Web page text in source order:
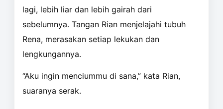
lagi, lebih liar dan lebih gairah dari
sebelumnya. Tangan Rian menjelajahi tubuh
Rena, merasakan setiap lekukan dan
lengkungannya.
“Aku ingin menciummu di sana,” kata Rian,
suaranya serak.